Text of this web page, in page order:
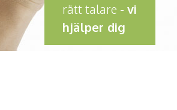
rätt talare - vi
hjälper dig